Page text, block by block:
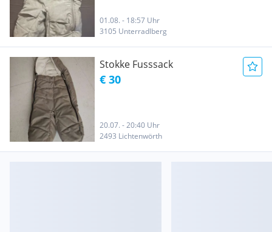
01.08. - 18:57 Uhr
3105 Unterradlberg
Stokke Fusssack
€ 30
20.07. - 20:40 Uhr
2493 Lichtenwörth